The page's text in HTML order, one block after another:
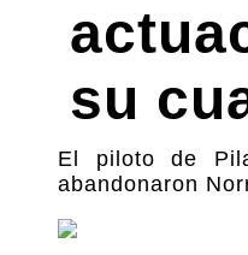
su
El piloto de
abandonaron